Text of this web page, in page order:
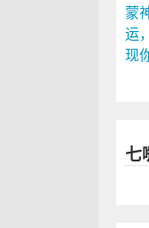
蒙
运
现
七